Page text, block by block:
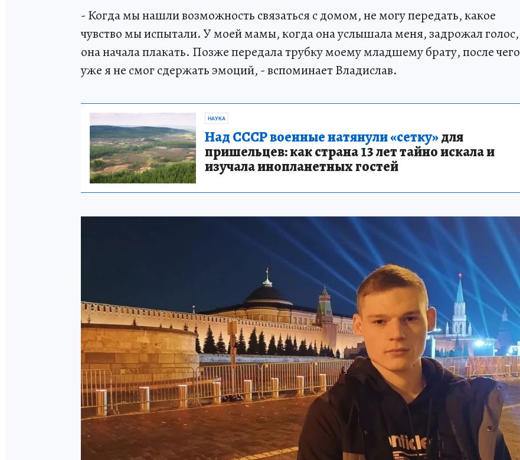
- Когда мы нашли возможность связаться с домом, не могу передать, какое
чувство мы испытали. У моей мамы, когда она услышала меня, задрожал голос,
она начала плакать. Позже передала трубку моему младшему брату, после чего
уже я не смог сдержать эмоций, - вспоминает Владислав.
НАУКА
Над СССР военные натянули «сетку»для
пришельцев: как страна 13 лет тайно искала и
изучала инопланетных гостей